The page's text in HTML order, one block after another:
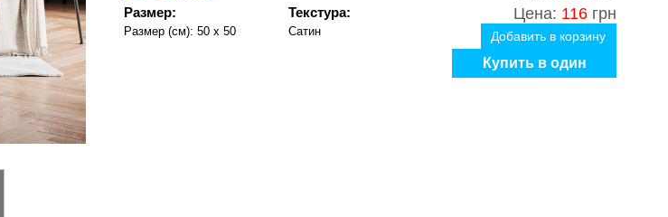
Размер:
Размер (см): 50 x 50
Текстура:
Сатин
Цена: 116 грн
Добавить в корзину
Купить в один